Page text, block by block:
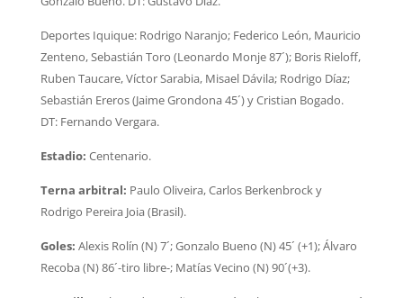
Deportes Iquique: Rodrigo Naranjo; Federico León, Mauricio
Zenteno, Sebastián Toro (Leonardo Monje 87´); Boris Rieloff,
Ruben Taucare, Víctor Sarabia, Misael Dávila; Rodrigo Díaz;
Sebastián Ereros (Jaime Grondona 45´) y Cristian Bogado.
DT: Fernando Vergara.
Estadio: Centenario.
Terna arbitral: Paulo Oliveira, Carlos Berkenbrock y
Rodrigo Pereira Joia (Brasil).
Goles: Alexis Rolín (N) 7´; Gonzalo Bueno (N) 45´ (+1); Álvaro
Recoba (N) 86´-tiro libre-; Matías Vecino (N) 90´(+3).